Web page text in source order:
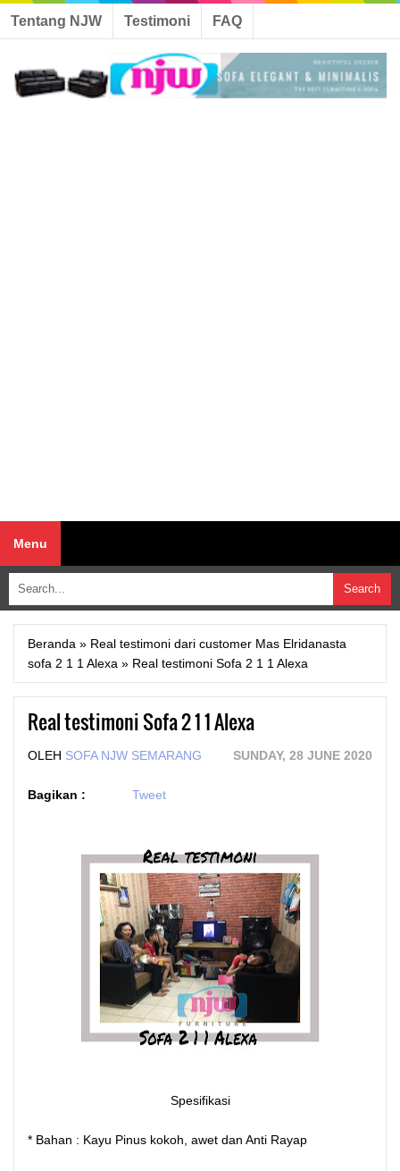
Tentang NJW Testimoni FAQ
Menu
Beranda » Real testimoni dari customer Mas Elridanasta
sofa 2 1 1 Alexa » Real testimoni Sofa 2 1 1 Alexa
Real testimoni Sofa 2 1 1 Alexa
OLEH SOFA NJW SEMARANG SUNDAY, 28 JUNE 2020
Bagikan : Tweet
Spesifikasi
* Bahan : Kayu Pinus kokoh, awet dan Anti Rayap